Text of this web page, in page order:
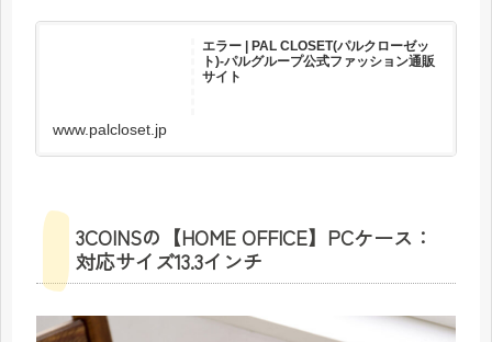
エラー | PAL CLOSET(パルクローゼッ
ト)-パルグループ公式ファッション通販
サイト
www.palcloset.jp
3COINSの【HOME OFFICE】PCケース：
対応サイズ13.3インチ